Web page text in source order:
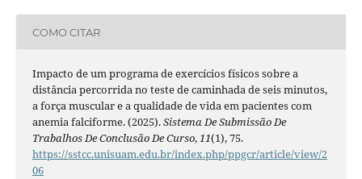
COMO CITAR
Impacto de um programa de exercícios físicos sobre a
distância percorrida no teste de caminhada de seis minutos,
a força muscular e a qualidade de vida em pacientes com
anemia falciforme. (2025).Sistema De Submissão De
Trabalhos De Conclusão De Curso,11(1), 75.
https://sstcc.unisuam.edu.br/index.php/ppgcr/article/view/2
06